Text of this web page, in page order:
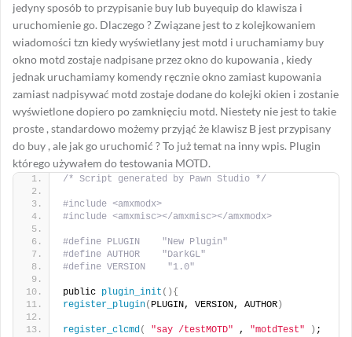
jedyny sposób to przypisanie buy lub buyequip do klawisza i
uruchomienie go. Dlaczego ? Związane jest to z kolejkowaniem
wiadomości tzn kiedy wyświetlany jest motd i uruchamiamy buy
okno motd zostaje nadpisane przez okno do kupowania , kiedy
jednak uruchamiamy komendy ręcznie okno zamiast kupowania
zamiast nadpisywać motd zostaje dodane do kolejki okien i zostanie
wyświetlone dopiero po zamknięciu motd. Niestety nie jest to takie
proste , standardowo możemy przyjąć że klawisz B jest przypisany
do buy , ale jak go uruchomić ? To już temat na inny wpis. Plugin
którego używałem do testowania MOTD.
/* Script generated by Pawn Studio */
#include <amxmodx>
#include <amxmisc></amxmisc></amxmodx>
#define PLUGIN    "New Plugin"
#define AUTHOR    "DarkGL"
#define VERSION    "1.0"
public plugin_init (){
register_plugin( PLUGIN, VERSION, AUTHOR )
register_clcmd( "say /testMOTD" , "motdTest" ) ;